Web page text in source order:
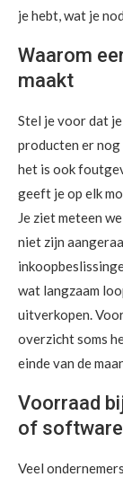
je hebt, wat je
Waarom
maakt
Stel je voor dat
producten er
het is ook
geeft je op elk
Je ziet meteen
niet zijn
wat langzaam
uitverkopen.
overzicht soms
einde van de
Voorraad
of software
Veel